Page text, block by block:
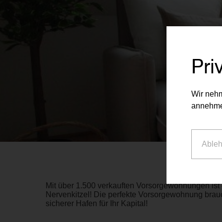
Mit über 1.500 verkauften Vorsorgewohnungen
Nervenkitzel! Die perfekte Vorsorgewohnung
sicherer Hafen für Ihr Kapital!
Wir